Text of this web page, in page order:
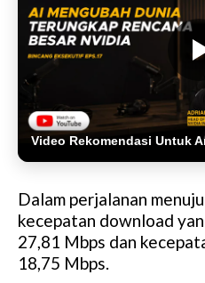
Video Rekomendasi Untuk
Dalam perjalanan
kecepatan download
27,81 Mbps dan
18,75 Mbps.